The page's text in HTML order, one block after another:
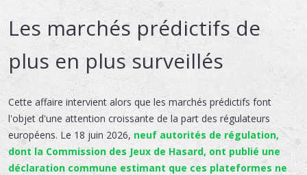
Les marchés prédictifs de
plus en plus surveillés
Cette affaire intervient alors que les marchés prédictifs font
l'objet d'une attention croissante de la part des régulateurs
européens. Le 18 juin 2026, neuf autorités de régulation,
dont la Commission des Jeux de Hasard, ont publié une
déclaration commune estimant que ces plateformes ne